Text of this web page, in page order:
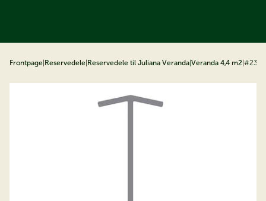
Frontpage Reservedele Reservedele til Juliana Veranda Veranda 4,4 m2 #23